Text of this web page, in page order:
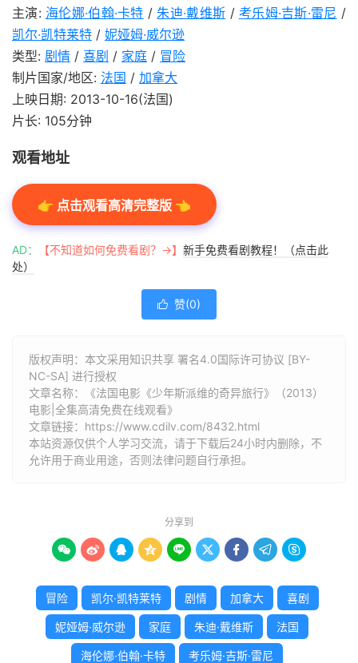
主演: 海伦娜·伯翰·卡特 /朱迪·戴维斯 / 考乐姆·吉斯·雷尼 /
凯尔·凯特莱特 / 妮娅姆·威尔逊
类型: 剧情 / 喜剧 / 家庭 / 冒险
制片国家/地区: 法国 / 加拿大
上映日期: 2013-10-16(法国)
片长: 105分钟
观看地址
👉 点击观看高清完整版 👈
AD： 【不知道如何免费看剧？→】 新手免费看剧教程！（点击此
处）
 赞(0)
版权声明：本文采用知识共享 署名4.0国际许可协议 [BY-
NC-SA] 进行授权
文章名称：《法国电影《少年斯派维的奇异旅行》（2013）
电影|全集高清免费在线观看》
文章链接： https://www.cdilv.com/8432.html
本站资源仅供个人学习交流，请于下载后24小时内删除，不
允许用于商业用途，否则法律问题自行承担。
分享到
        
冒险 凯尔·凯特莱特 剧情 加拿大 喜剧
妮娅姆·威尔逊 家庭 朱迪·戴维斯 法国
海伦娜·伯翰·卡特 考乐姆·吉斯·雷尼